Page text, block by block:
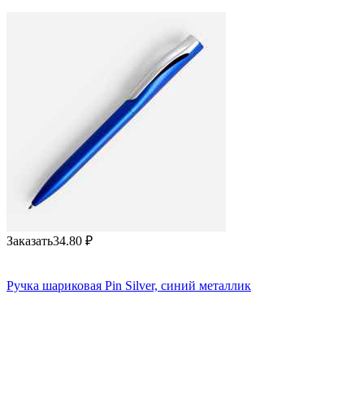
Заказать34.80 ₽
Ручка шариковая Pin Silver, синий металлик